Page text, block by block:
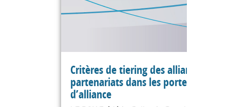
Critères de tiering des alliances et
partenariats dans les portefeuilles
d’alliance